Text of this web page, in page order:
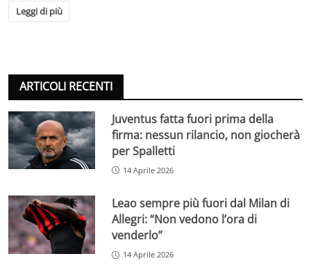
Leggi di più
ARTICOLI RECENTI
Juventus fatta fuori prima della
firma: nessun rilancio, non giocherà
per Spalletti
14 Aprile 2026
Leao sempre più fuori dal Milan di
Allegri: “Non vedono l’ora di
venderlo”
14 Aprile 2026